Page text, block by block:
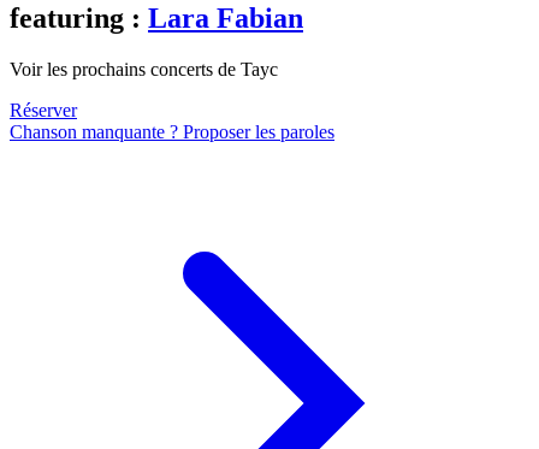
featuring : Lara Fabian
Voir les prochains concerts de Tayc
Réserver
Chanson manquante ? Proposer les paroles